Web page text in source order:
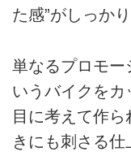
た感”がしっか
単なるプロモー
いうバイクを
目に考えて作
きにも刺さる